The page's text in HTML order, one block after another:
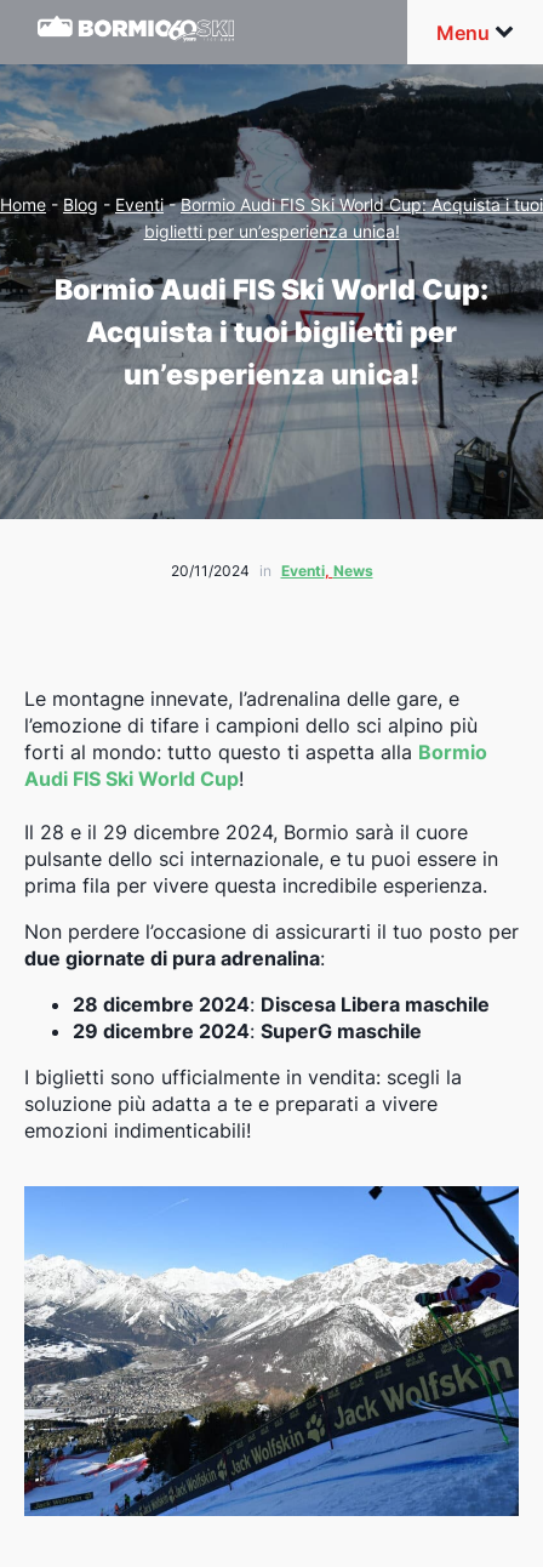
Menu
Home -Blog - Eventi-Bormio Audi FIS Ski World Cup: Acquista i tuoi
biglietti per un’esperienza unica!
Bormio Audi FIS Ski World Cup:
Acquista i tuoi biglietti per
un’esperienza unica!
20/11/2024 in Eventi, News
Le montagne innevate, l’adrenalina delle gare, e
l’emozione di tifare i campioni dello sci alpino più
forti al mondo: tutto questo ti aspetta alla Bormio
Audi FIS Ski World Cup!
Il 28 e il 29 dicembre 2024, Bormio sarà il cuore
pulsante dello sci internazionale, e tu puoi essere in
prima fila per vivere questa incredibile esperienza.
Non perdere l’occasione di assicurarti il tuo posto per
due giornate di pura adrenalina:
28 dicembre 2024: Discesa Libera maschile
29 dicembre 2024: SuperG maschile
I biglietti sono ufficialmente in vendita: scegli la
soluzione più adatta a te e preparati a vivere
emozioni indimenticabili!